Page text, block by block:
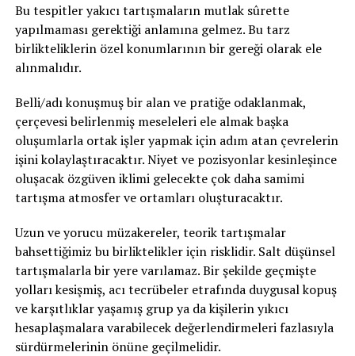
Bu tespitler yakıcı tartışmaların mutlak sûrette
yapılmaması gerektiği anlamına gelmez. Bu tarz
birlikteliklerin özel konumlarının bir gereği olarak ele
alınmalıdır.
Belli/adı konuşmuş bir alan ve pratiğe odaklanmak,
çerçevesi belirlenmiş meseleleri ele almak başka
oluşumlarla ortak işler yapmak için adım atan çevrelerin
işini kolaylaştıracaktır. Niyet ve pozisyonlar kesinleşince
oluşacak özgüven iklimi gelecekte çok daha samimi
tartışma atmosfer ve ortamları oluşturacaktır.
Uzun ve yorucu müzakereler, teorik tartışmalar
bahsettiğimiz bu birliktelikler için risklidir. Salt düşünsel
tartışmalarla bir yere varılamaz. Bir şekilde geçmişte
yolları kesişmiş, acı tecrübeler etrafında duygusal kopuş
ve karşıtlıklar yaşamış grup ya da kişilerin yıkıcı
hesaplaşmalara varabilecek değerlendirmeleri fazlasıyla
sürdürmelerinin önüne geçilmelidir.